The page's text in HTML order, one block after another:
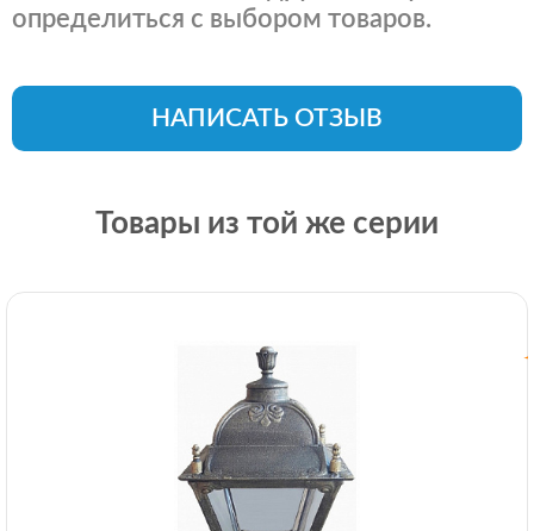
определиться с выбором товаров.
НАПИСАТЬ ОТЗЫВ
Товары из той же серии